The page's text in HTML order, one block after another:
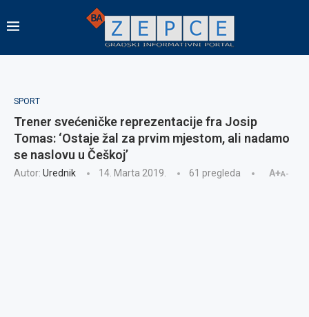
SPORT
Trener svećeničke reprezentacije fra Josip
Tomas: ‘Ostaje žal za prvim mjestom, ali nadamo
se naslovu u Češkoj’
Autor: Urednik 14. Marta 2019. 61 pregleda A+A-